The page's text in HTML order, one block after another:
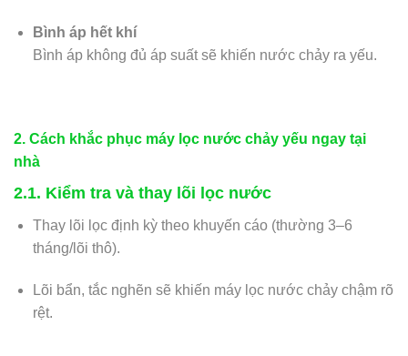
Bình áp hết khí
Bình áp không đủ áp suất sẽ khiến nước chảy ra yếu.
2. Cách khắc phục máy lọc nước chảy yếu ngay tại
nhà
2.1. Kiểm tra và thay lõi lọc nước
Thay lõi lọc định kỳ theo khuyến cáo (thường 3–6
tháng/lõi thô).
Lõi bẩn, tắc nghẽn sẽ khiến máy lọc nước chảy chậm rõ
rệt.